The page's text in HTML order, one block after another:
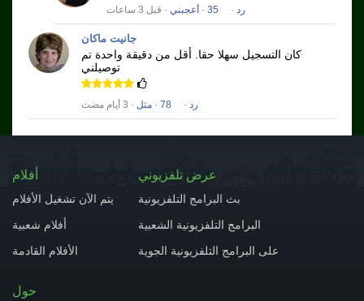
رد ·
35
· أعجبني · قبل 3 ساعات
جانيت ماكان
كان التسجيل سهلا حقا. أقل من دقيقة واحدة تم
توصيلني
رد ·
78
· مثل · 3 أيام مضت
أفلام
يتم الآن تشغيل الأفلام
أفلام شعبية
الأفلام القادمة
عرض تلفزيوني
بث البرامج التلفزيونية
البرامج التلفزيونية الشعبية
على البرامج التلفزيونية الجوية
حول